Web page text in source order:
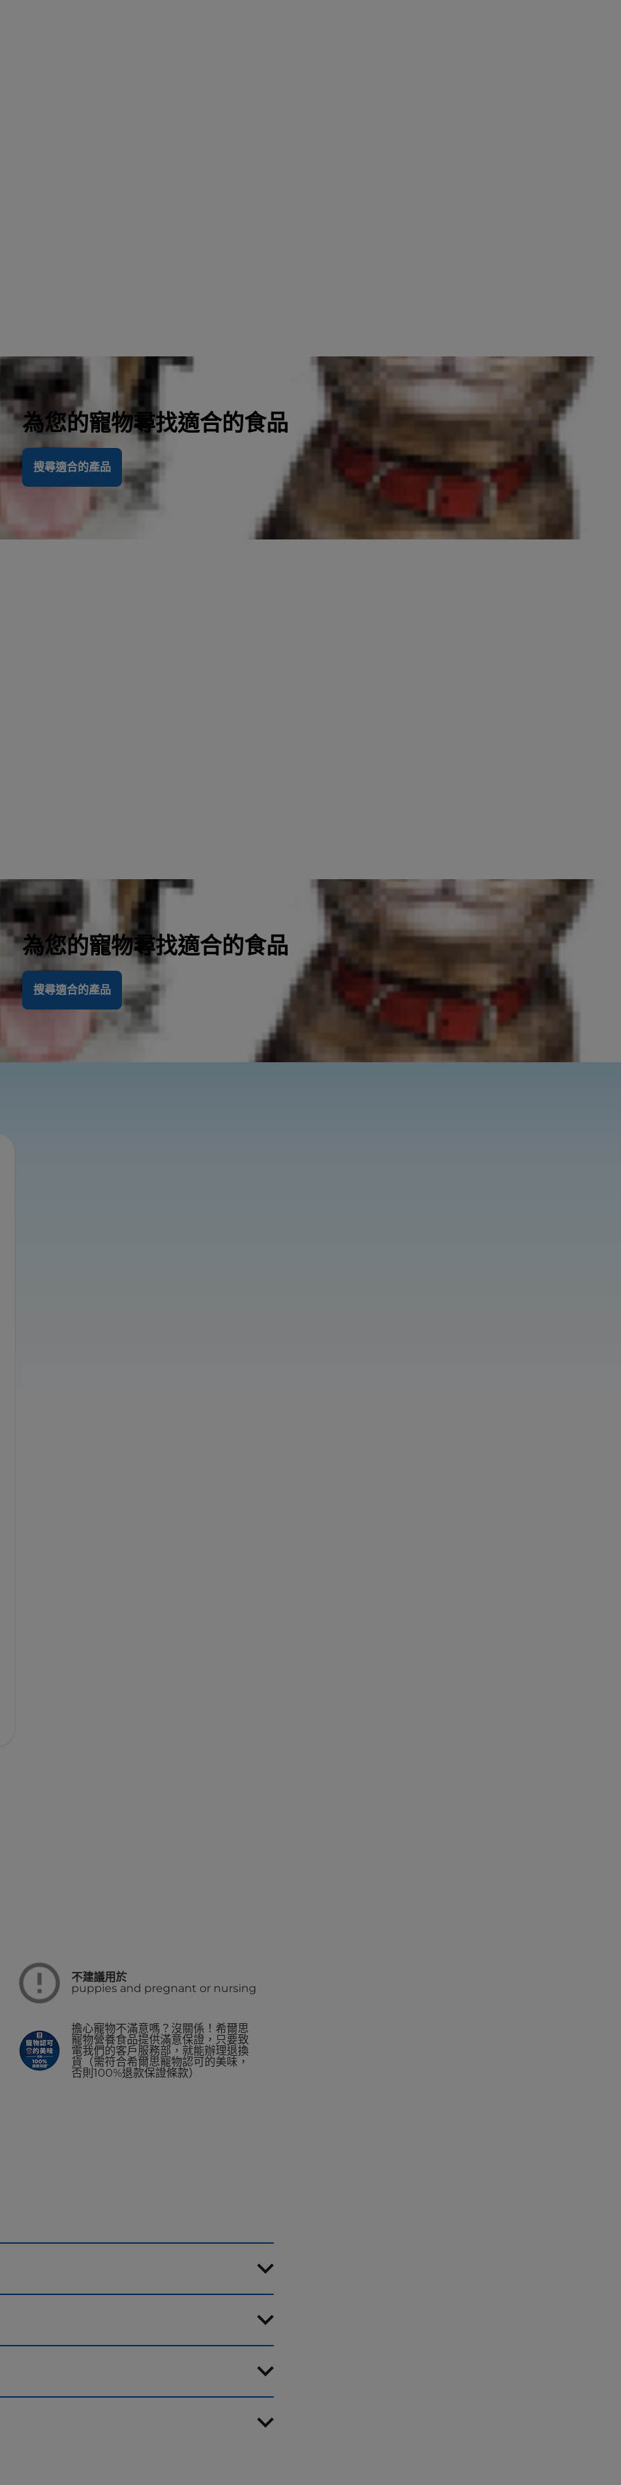
為您的寵物尋找適合的食品
搜尋適合的產品
為您的寵物尋找適合的食品
搜尋適合的產品
不建議用於
puppies and pregnant or nursing
擔心寵物不滿意嗎？沒關係！希爾思
寵物營養食品提供滿意保證，只要致
電我們的客戶服務部，就能辦理退換
貨（需符合希爾思寵物認可的美味，
否則100%退款保證條款）